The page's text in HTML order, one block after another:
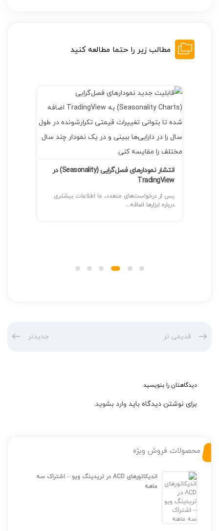
مطالب زیر را حتما مطالعه کنید
همهٔ ترندهای اصلی اقتصاد جهانی در یک‌جا
اکنون می‌توانید عمیق‌تر در روندهای اقتصاد جهانی
قدیمی تر جدیدتر
دیدگاهتان را بنویسید
برای نوشتن دیدگاه باید وارد بشوید.
محصولات فروش ویژه
اندیکاتورهای ACD در تریدینگ ویو – اشتراک سه
ماهه